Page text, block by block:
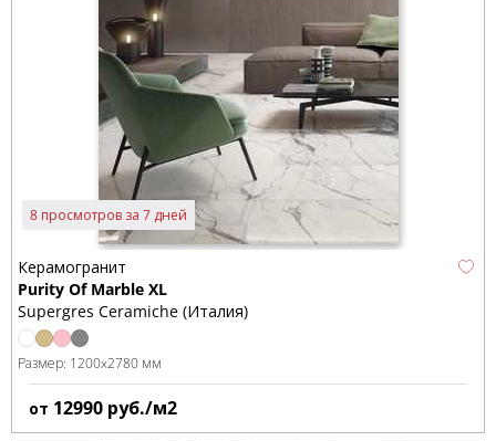
8 просмотров за 7 дней
Керамогранит
Purity Of Marble XL
Supergres Ceramiche (Италия)
Размер: 1200x2780 мм
от 12990 руб./м2